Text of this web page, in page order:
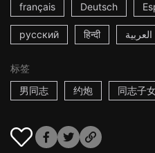
français Deutsch
русский हिन्दी العربية
标签
男同志
约炮 同志子